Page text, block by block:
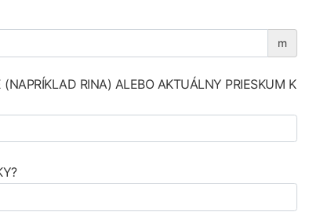
m
RINA) ALEBO AKTUÁLNY PRIESKUM K